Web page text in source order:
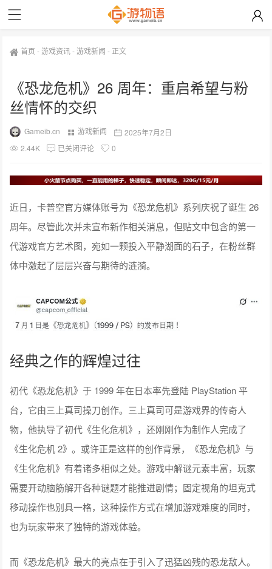
首页 -游戏资讯-游戏新闻 - 正文
《恐龙危机》26 周年：重启希望与粉
丝情怀的交织
Gameib.cn 游戏新闻
2025年7月2日
2.44K
已关闭评论 0
近日，卡普空官方媒体账号为《恐龙危机》系列庆祝了诞生 26
周年。尽管此次并未宣布新作相关消息，但贴文中包含的第一
代游戏官方艺术图，宛如一颗投入平静湖面的石子，在粉丝群
体中激起了层层兴奋与期待的涟漪。
经典之作的辉煌过往
初代《恐龙危机》于 1999 年在日本率先登陆 PlayStation 平
台，它由三上真司操刀创作。三上真司可是游戏界的传奇人
物，他执导了初代《生化危机》，还刚刚作为制作人完成了
《生化危机 2》。或许正是这样的创作背景，《恐龙危机》与
《生化危机》有着诸多相似之处。游戏中解谜元素丰富，玩家
需要开动脑筋解开各种谜题才能推进剧情；固定视角的坦克式
移动操作也别具一格，这种操作方式在增加游戏难度的同时，
也为玩家带来了独特的游戏体验。
而《恐龙危机》最大的亮点在于引入了迅猛凶残的恐龙敌人。